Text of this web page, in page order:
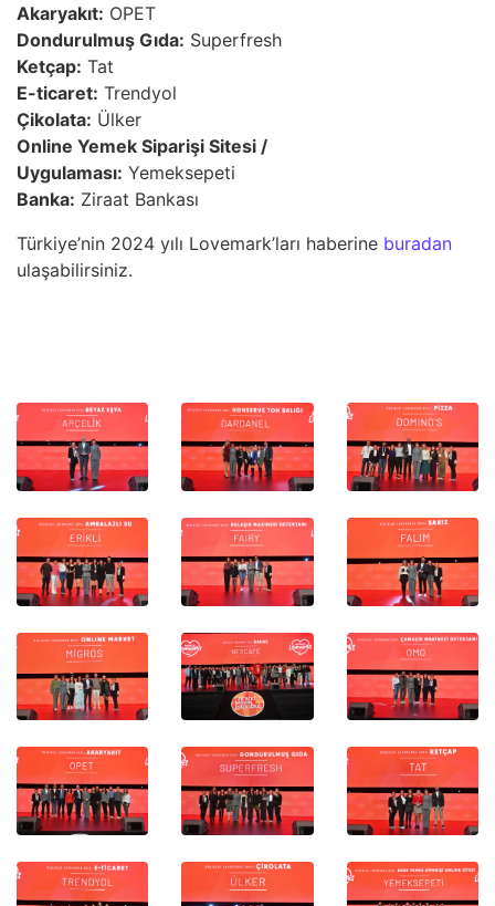
Akaryakıt: OPET
Dondurulmuş Gıda: Superfresh
Ketçap: Tat
E-ticaret: Trendyol
Çikolata: Ülker
Online Yemek Siparişi Sitesi /
Uygulaması: Yemeksepeti
Banka: Ziraat Bankası
Türkiye’nin 2024 yılı Lovemark’ları haberine buradan
ulaşabilirsiniz.